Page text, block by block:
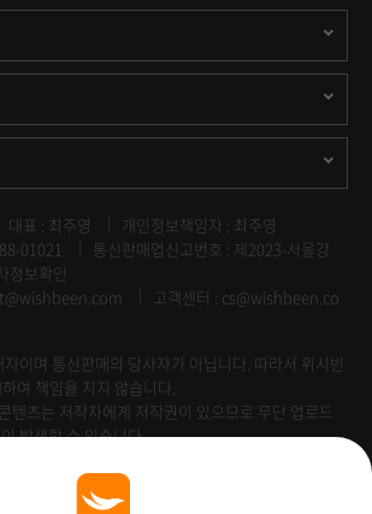
대표 : 최주영
개인정보책임자 : 최주영
01021
통신판매업신고번호 : 제2023-서울강
정보확인
고객센터 : cs@wishbeen.co
이며 통신판매의 당사자가 아닙니다. 따라서 위시빈
여 책임을 지지 않습니다.
텐츠는 저작자에게 저작권이 있으므로 무단 업로드
발생할 수 있습니다.